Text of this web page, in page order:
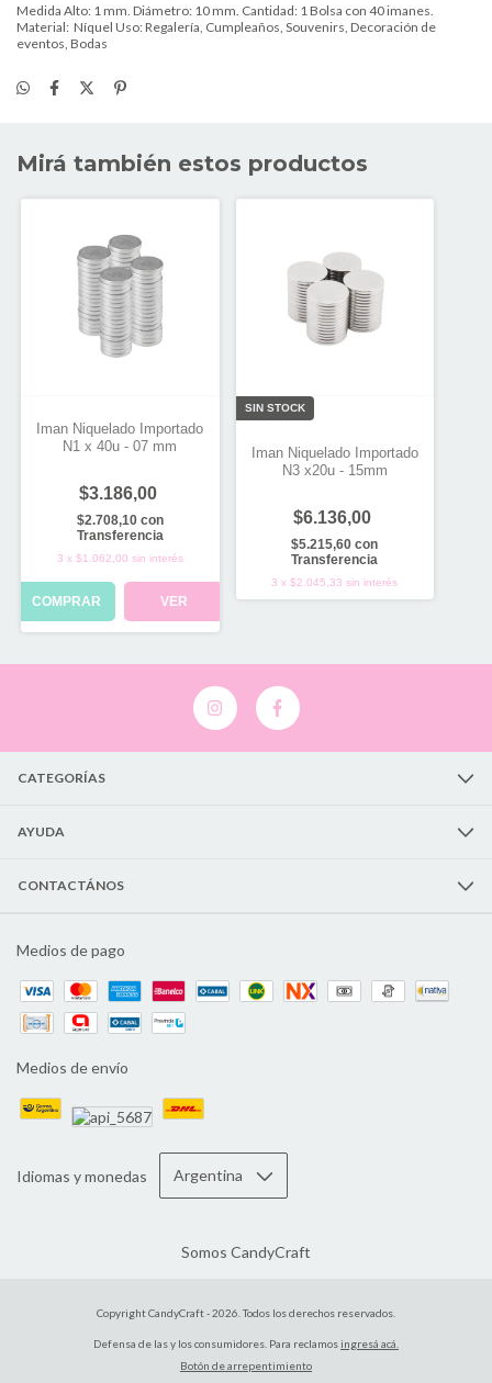
Medida Alto: 1 mm. Diámetro: 10 mm. Cantidad: 1 Bolsa con 40 imanes.
Material: Níquel Uso: Regalería, Cumpleaños, Souvenirs, Decoración de
eventos, Bodas
Mirá también estos productos
Iman Niquelado Importado
N1 x 40u - 07 mm
$3.186,00
$2.708,10 con
Transferencia
3 x $1.062,00 sin interés
COMPRAR VER
SIN STOCK
Iman Niquelado Importado
N3 x20u - 15mm
$6.136,00
$5.215,60con
Transferencia
3 x$2.045,33 sin interés
CATEGORÍAS
AYUDA
CONTACTÁNOS
Medios de pago
Medios de envío
Idiomas y monedas
Somos CandyCraft
Copyright CandyCraft - 2026. Todos los derechos reservados.
Defensa de las y los consumidores. Para reclamos ingresá acá.
Botón de arrepentimiento